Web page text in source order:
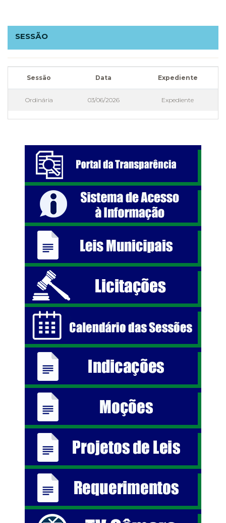
SESSÃO
Sessão Data Expediente
Ordinária 03/06/2026 Expediente